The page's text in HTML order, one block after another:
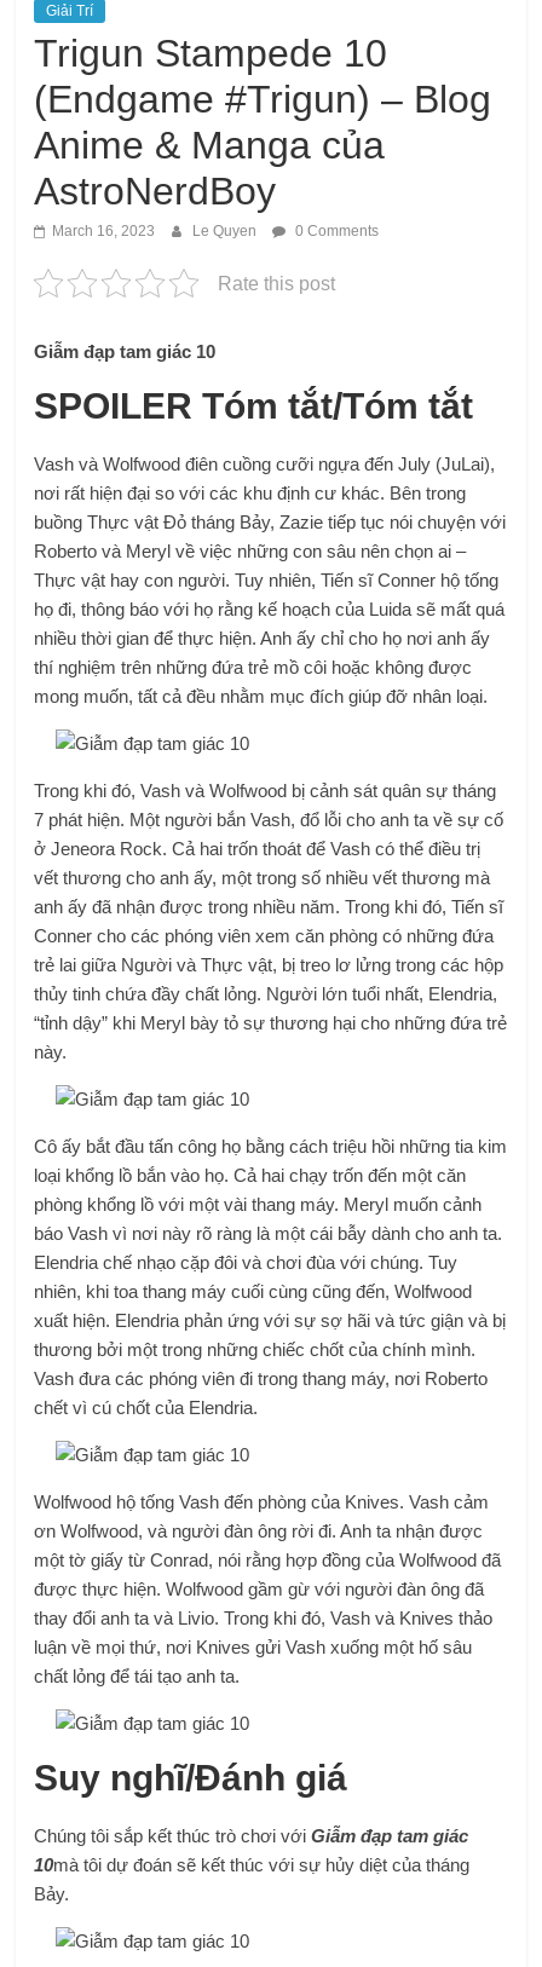
Giải Trí
Trigun Stampede 10
(Endgame #Trigun) – Blog
Anime & Manga của
AstroNerdBoy
March 16, 2023 Le Quyen 0 Comments
Rate this post
Giẫm đạp tam giác 10
SPOILER Tóm tắt/Tóm tắt
Vash và Wolfwood điên cuồng cưỡi ngựa đến July (JuLai),
nơi rất hiện đại so với các khu định cư khác. Bên trong
buồng Thực vật Đỏ tháng Bảy, Zazie tiếp tục nói chuyện với
Roberto và Meryl về việc những con sâu nên chọn ai –
Thực vật hay con người. Tuy nhiên, Tiến sĩ Conner hộ tống
họ đi, thông báo với họ rằng kế hoạch của Luida sẽ mất quá
nhiều thời gian để thực hiện. Anh ấy chỉ cho họ nơi anh ấy
thí nghiệm trên những đứa trẻ mồ côi hoặc không được
mong muốn, tất cả đều nhằm mục đích giúp đỡ nhân loại.
Trong khi đó, Vash và Wolfwood bị cảnh sát quân sự tháng
7 phát hiện. Một người bắn Vash, đổ lỗi cho anh ta về sự cố
ở Jeneora Rock. Cả hai trốn thoát để Vash có thể điều trị
vết thương cho anh ấy, một trong số nhiều vết thương mà
anh ấy đã nhận được trong nhiều năm. Trong khi đó, Tiến sĩ
Conner cho các phóng viên xem căn phòng có những đứa
trẻ lai giữa Người và Thực vật, bị treo lơ lửng trong các hộp
thủy tinh chứa đầy chất lỏng. Người lớn tuổi nhất, Elendria,
“tỉnh dậy” khi Meryl bày tỏ sự thương hại cho những đứa trẻ
này.
Cô ấy bắt đầu tấn công họ bằng cách triệu hồi những tia kim
loại khổng lồ bắn vào họ. Cả hai chạy trốn đến một căn
phòng khổng lồ với một vài thang máy. Meryl muốn cảnh
báo Vash vì nơi này rõ ràng là một cái bẫy dành cho anh ta.
Elendria chế nhạo cặp đôi và chơi đùa với chúng. Tuy
nhiên, khi toa thang máy cuối cùng cũng đến, Wolfwood
xuất hiện. Elendria phản ứng với sự sợ hãi và tức giận và bị
thương bởi một trong những chiếc chốt của chính mình.
Vash đưa các phóng viên đi trong thang máy, nơi Roberto
chết vì cú chốt của Elendria.
Wolfwood hộ tống Vash đến phòng của Knives. Vash cảm
ơn Wolfwood, và người đàn ông rời đi. Anh ta nhận được
một tờ giấy từ Conrad, nói rằng hợp đồng của Wolfwood đã
được thực hiện. Wolfwood gầm gừ với người đàn ông đã
thay đổi anh ta và Livio. Trong khi đó, Vash và Knives thảo
luận về mọi thứ, nơi Knives gửi Vash xuống một hố sâu
chất lỏng để tái tạo anh ta.
Suy nghĩ/Đánh giá
Chúng tôi sắp kết thúc trò chơi vớiGiẫm đạp tam giác
10mà tôi dự đoán sẽ kết thúc với sự hủy diệt của tháng
Bảy.